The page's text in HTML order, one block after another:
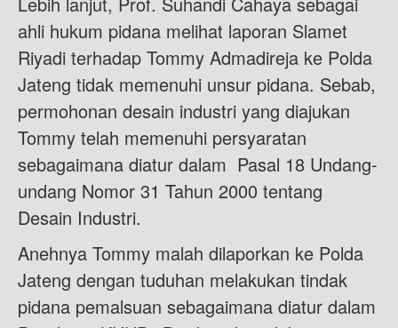
ahli hukum pidana melihat laporan Slamet
Riyadi terhadap Tommy Admadireja ke Polda
Jateng tidak memenuhi unsur pidana. Sebab,
permohonan desain industri yang diajukan
Tommy telah memenuhi persyaratan
sebagaimana diatur dalam Pasal 18 Undang-
undang Nomor 31 Tahun 2000 tentang
Desain Industri.
Anehnya Tommy malah dilaporkan ke Polda
Jateng dengan tuduhan melakukan tindak
pidana pemalsuan sebagaimana diatur dalam